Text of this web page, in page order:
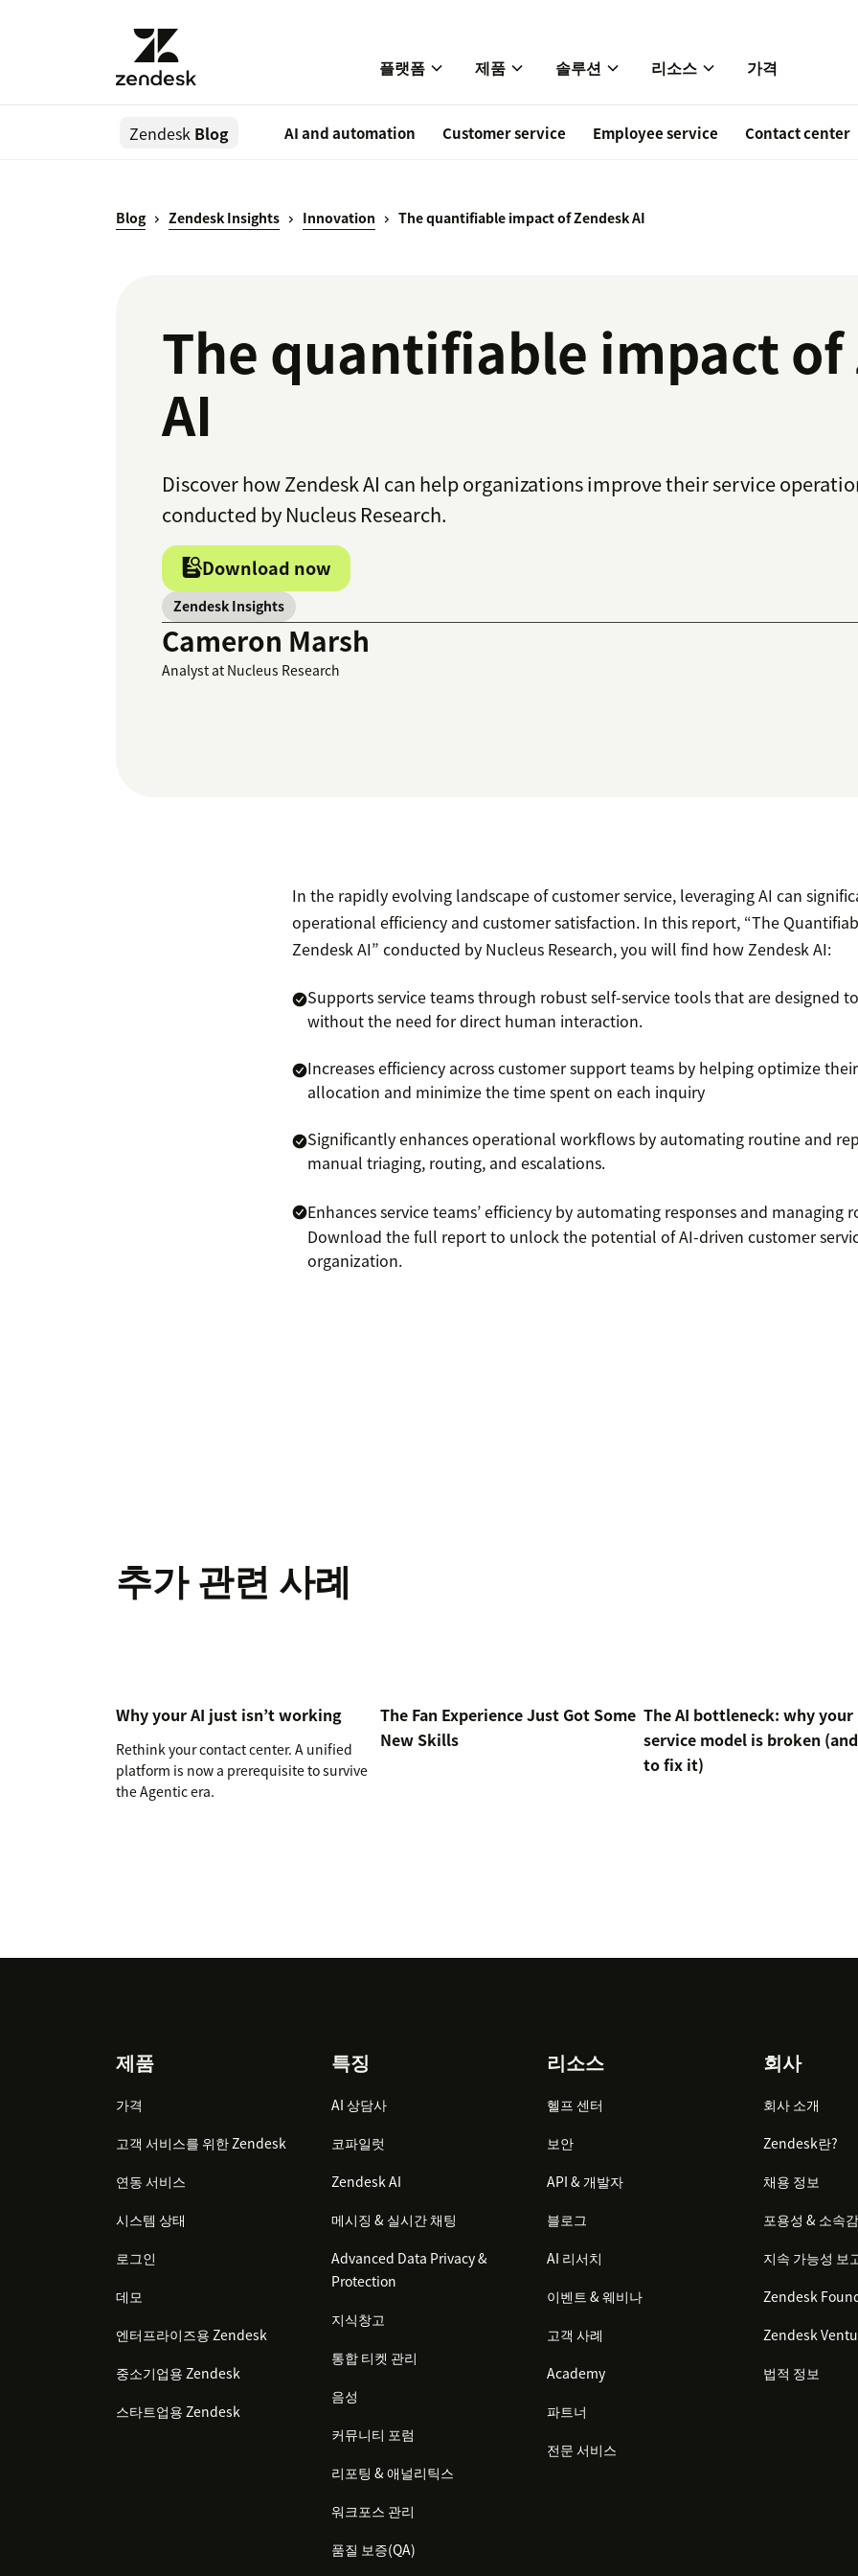
플랫폼 제품 솔루션 리소스 가격
Zendesk Blog AI and automation Customer service Employee service Contact center
Blog Zendesk Insights Innovation The quantifiable impact of Zendesk AI
The quantifiable impact of
AI
Discover how Zendesk AI can help organizations improve their service
conducted by Nucleus Research.
Download now
Zendesk Insights
Cameron Marsh
Analyst at Nucleus Research
In the rapidly evolving landscape of customer service, leveraging AI can
operational efficiency and customer satisfaction. In this report, “The
Zendesk AI” conducted by Nucleus Research, you will find how Zendesk AI:
Supports service teams through robust self-service tools that are designed
without the need for direct human interaction.
Increases efficiency across customer support teams by helping optimize
allocation and minimize the time spent on each inquiry
Significantly enhances operational workflows by automating routine and
manual triaging, routing, and escalations.
Enhances service teams’ efficiency by automating responses and managing
Download the full report to unlock the potential of AI-driven customer
organization.
추가 관련 사례
Why your AI just isn’t working
Rethink your contact center. A unified
platform is now a prerequisite to survive
the Agentic era.
The Fan Experience Just Got Some
New Skills
The AI bottleneck: why your
service model is broken
to fix it)
제품
가격
고객 서비스를 위한 Zendesk
연동 서비스
시스템 상태
로그인
데모
엔터프라이즈용 Zendesk
중소기업용 Zendesk
스타트업용 Zendesk
특징
AI 상담사
코파일럿
Zendesk AI
메시징 & 실시간 채팅
Advanced Data Privacy &
Protection
지식창고
통합 티켓 관리
음성
커뮤니티 포럼
리포팅 & 애널리틱스
워크포스 관리
품질 보증(QA)
리소스
헬프 센터
보안
API & 개발자
블로그
AI 리서치
이벤트 & 웨비나
고객 사례
Academy
파트너
전문 서비스
회사
회사 소개
Zendesk란?
채용 정보
포용성 & 소속감
지속 가능성 보
Zendesk
Zendesk
법적 정보